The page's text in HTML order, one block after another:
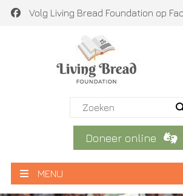
Volg Living Bread Foundation op
Doneer online
MENU